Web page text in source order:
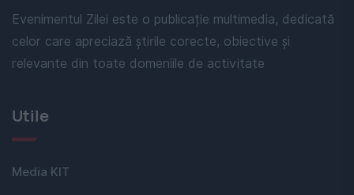
Evenimentul Zilei este o publicație multimedia, dedicată
celor care apreciază știrile corecte, obiective și
relevante din toate domeniile de activitate
Utile
Media KIT